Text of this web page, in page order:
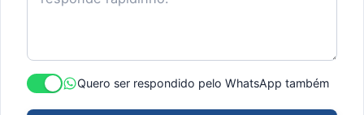
Quero ser respondido pelo WhatsApp também